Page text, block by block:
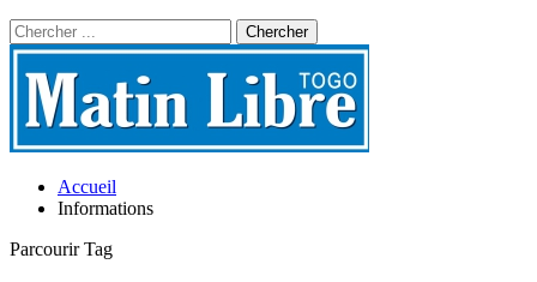
Accueil
Informations
Parcourir Tag